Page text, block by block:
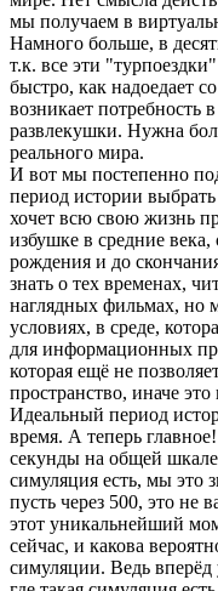
мы получаем в
Намного больше, в
т.к. все эти
быстро, как надоедает
возникает потребность
развлекушки. Нужна
реального мира.
И вот мы постепенно
период истории
хочет всю свою жизнь
избушке в средние века,
рождения и до
знать о тех временах,
наглядных фильмах, но
условиях, в среде,
для информационных
которая ещё не
пространство, иначе
Идеальный период
время. А теперь
секунды на общей
симуляция есть, мы это
пусть через 500, это не
этот уникальнейший
сейчас, и какова
симуляции. Ведь вперёд